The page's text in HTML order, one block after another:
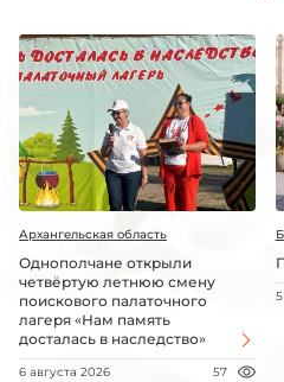
Архангельская область
Однополчане открыли
четвёртую летнюю смену
поискового палаточного
лагеря «Нам память
досталась в наследство»
6 августа 2026 57